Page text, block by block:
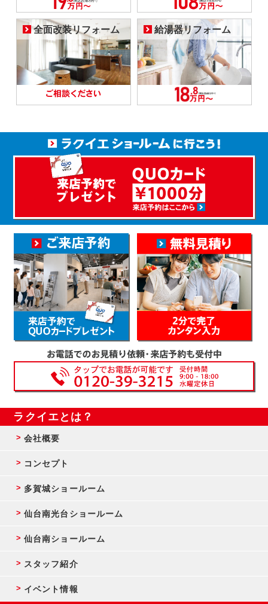
全面改装リフォーム 給湯器リフォーム
ラクイエとは？
会社概要
コンセプト
多賀城ショールーム
仙台南光台ショールーム
仙台南ショールーム
スタッフ紹介
イベント情報